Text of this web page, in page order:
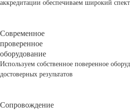
аккредитации обеспечиваем широкий
Современное
проверенное
оборудование
Используем собственное поверенное
достоверных результатов
Сопровождение